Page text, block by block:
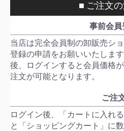
■ ご注文
事前会員
当店は完全会員制の卸販売シ
登録の申請をお願いいたしま
後、ログインすると会員価格
注文が可能となります。
ご注
ログイン後、「カートに入れ
と「ショッピングカート」に